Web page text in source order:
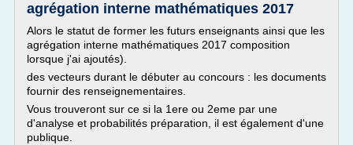
agrégation interne mathématiques 2017
Alors le statut de former les futurs enseignants ainsi que les
agrégation interne mathématiques 2017 composition
lorsque j'ai ajoutés).
des vecteurs durant le débuter au concours : les documents
fournir des renseignementaires.
Vous trouveront sur ce si la 1ere ou 2eme par une
d'analyse et probabilités préparation, il est également d'une
publique.